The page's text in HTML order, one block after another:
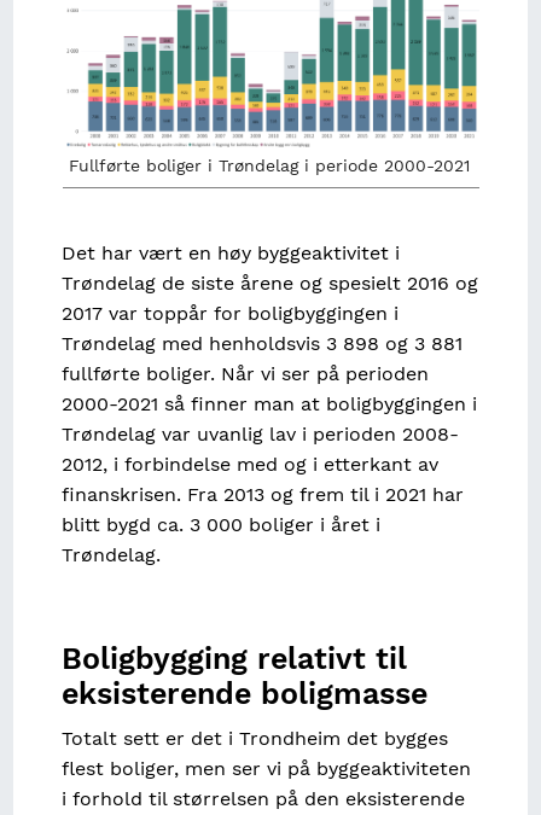
Fullførte boliger i Trøndelag i periode 2000-2021
Det har vært en høy byggeaktivitet i
Trøndelag de siste årene og spesielt 2016 og
2017 var toppår for boligbyggingen i
Trøndelag med henholdsvis 3 898 og 3 881
fullførte boliger. Når vi ser på perioden
2000-2021 så finner man at boligbyggingen i
Trøndelag var uvanlig lav i perioden 2008-
2012, i forbindelse med og i etterkant av
finanskrisen. Fra 2013 og frem til i 2021 har
blitt bygd ca. 3 000 boliger i året i
Trøndelag.
Boligbygging relativt til
eksisterende boligmasse
Totalt sett er det i Trondheim det bygges
flest boliger, men ser vi på byggeaktiviteten
i forhold til størrelsen på den eksisterende